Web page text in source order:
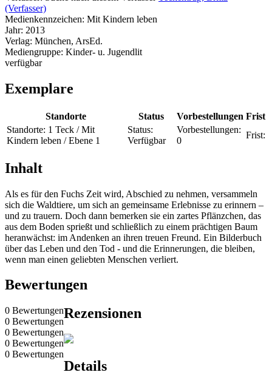
(Verfasser)
Medienkennzeichen: Mit Kindern leben
Jahr: 2013
Verlag: München, ArsEd.
Mediengruppe: Kinder- u. Jugendlit
verfügbar
Exemplare
Standorte Status Vorbestellungen Frist
Standorte: 1 Teck / Mit
Kindern leben / Ebene 1
Status:
Verfügbar
Vorbestellungen:
0
Frist:
Inhalt
Als es für den Fuchs Zeit wird, Abschied zu nehmen, versammeln
sich die Waldtiere, um sich an gemeinsame Erlebnisse zu erinnern –
und zu trauern. Doch dann bemerken sie ein zartes Pflänzchen, das
aus dem Boden sprießt und schließlich zu einem prächtigen Baum
heranwächst: im Andenken an ihren treuen Freund. Ein Bilderbuch
über das Leben und den Tod - und die Erinnerungen, die bleiben,
wenn man einen geliebten Menschen verliert.
Bewertungen
0 Bewertungen
0 Bewertungen
0 Bewertungen
0 Bewertungen
0 Bewertungen
Rezensionen
Details